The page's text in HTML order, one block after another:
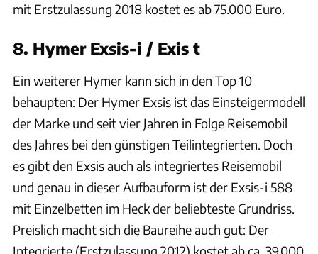
mit Erstzulassung 2018 kostet es ab 75.000 Euro.
8. Hymer Exsis-i / Exis t
Ein weiterer Hymer kann sich in den Top 10
behaupten: Der Hymer Exsis ist das Einsteigermodell
der Marke und seit vier Jahren in Folge Reisemobil
des Jahres bei den günstigen Teilintegrierten. Doch
es gibt den Exsis auch als integriertes Reisemobil
und genau in dieser Aufbauform ist der Exsis-i 588
mit Einzelbetten im Heck der beliebteste Grundriss.
Preislich macht sich die Baureihe auch gut: Der
Integrierte (Erstzulassung 2012) kostet ab ca. 39.000